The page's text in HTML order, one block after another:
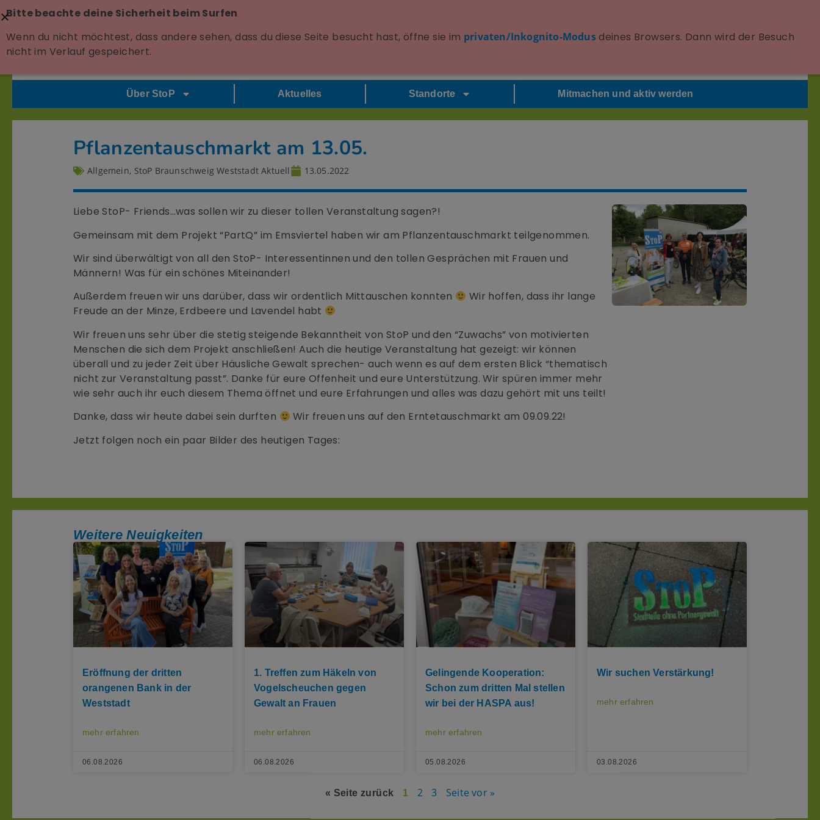
Seite schnell verlassen
Über StoP Aktuelles Standorte Mitmachen und aktiv werden
Pflanzentauschmarkt am 13.05.
Allgemein, StoP Braunschweig Weststadt Aktuell 13.05.2022
Liebe StoP- Friends…was sollen wir zu dieser tollen Veranstaltung sagen?!
Gemeinsam mit dem Projekt “PartQ” im Emsviertel haben wir am Pflanzentauschmarkt teilgenommen.
Wir sind überwältigt von all den StoP- Interessentinnen und den tollen Gesprächen mit Frauen und
Männern! Was für ein schönes Miteinander!
Außerdem freuen wir uns darüber, dass wir ordentlich Mittauschen konnten
Wir hoffen, dass ihr lange
Freude an der Minze, Erdbeere und Lavendel habt
Wir freuen uns sehr über die stetig steigende Bekanntheit von StoP und den “Zuwachs” von motivierten
Menschen die sich dem Projekt anschließen! Auch die heutige Veranstaltung hat gezeigt: wir können
überall und zu jeder Zeit über Häusliche Gewalt sprechen- auch wenn es auf dem ersten Blick “thematisch
nicht zur Veranstaltung passt”. Danke für eure Offenheit und eure Unterstützung. Wir spüren immer mehr
wie sehr auch ihr euch diesem Thema öffnet und eure Erfahrungen und alles was dazu gehört mit uns teilt!
Danke, dass wir heute dabei sein durften
Wir freuen uns auf den Erntetauschmarkt am 09.09.22!
Jetzt folgen noch ein paar Bilder des heutigen Tages:
Weitere Neuigkeiten
Eröffnung der dritten
orangenen Bank in der
Weststadt
mehr erfahren
06.08.2026
1. Treffen zum Häkeln von
Vogelscheuchen gegen
Gewalt an Frauen
mehr erfahren
06.08.2026
Gelingende Kooperation:
Schon zum dritten Mal stellen
wir bei der HASPA aus!
mehr erfahren
05.08.2026
Wir suchen Verstärkung!
mehr erfahren
03.08.2026
« Seite zurück 1 2 3 Seite vor »
Bitte beachte deine Sicherheit beim Surfen
Wenn du nicht möchtest, dass andere sehen, dass du diese Seite besucht hast, öffne sie im privaten/Inkognito-Modusdeines Browsers. Dann wird der Besuch
nicht im Verlauf gespeichert.